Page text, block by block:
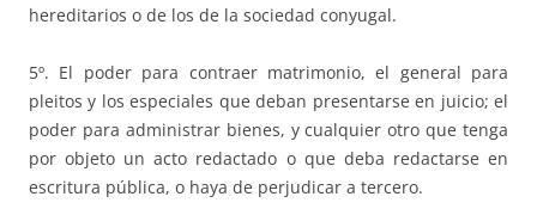
hereditarios o de los de la sociedad conyugal.
5º. El poder para contraer matrimonio, el general para
pleitos y los especiales que deban presentarse en juicio; el
poder para administrar bienes, y cualquier otro que tenga
por objeto un acto redactado o que deba redactarse en
escritura pública, o haya de perjudicar a tercero.